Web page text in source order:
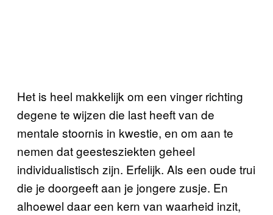
Het is heel makkelijk om een vinger richting
degene te wijzen die last heeft van de
mentale stoornis in kwestie, en om aan te
nemen dat geestesziekten geheel
individualistisch zijn. Erfelijk. Als een oude trui
die je doorgeeft aan je jongere zusje. En
alhoewel daar een kern van waarheid inzit,